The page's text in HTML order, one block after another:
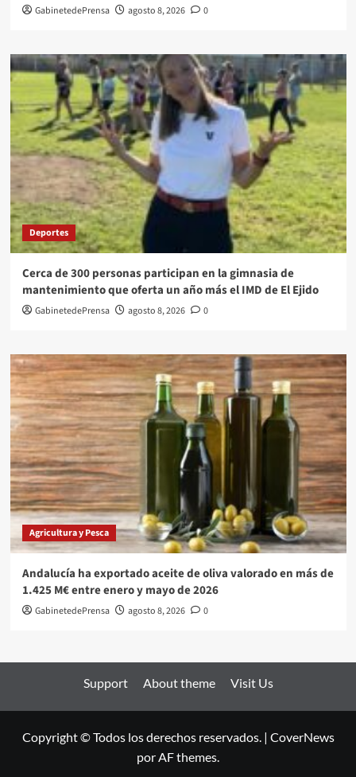
GabinetedePrensa agosto 8, 2026 0
Deportes
Cerca de 300 personas participan en la gimnasia de
mantenimiento que oferta un año más el IMD de El Ejido
GabinetedePrensa agosto 8, 2026 0
Agricultura y Pesca
Andalucía ha exportado aceite de oliva valorado en más de
1.425 M€ entre enero y mayo de 2026
GabinetedePrensa agosto 8, 2026 0
Support About theme Visit Us
Copyright © Todos los derechos reservados. | CoverNews
por AF themes.